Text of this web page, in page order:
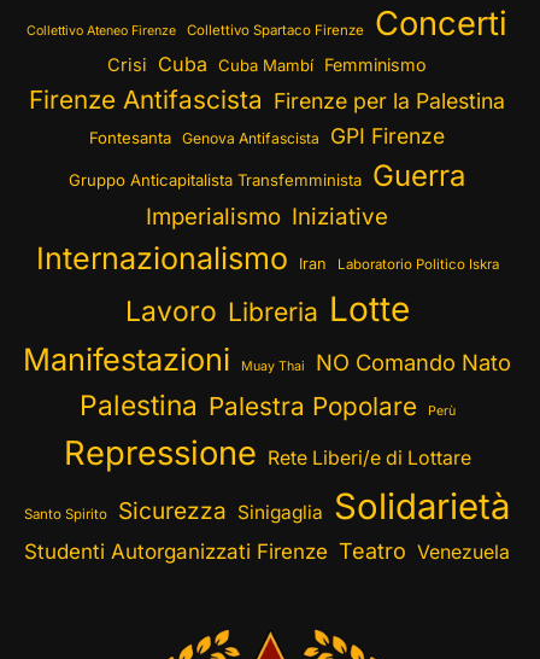
Collettivo Ateneo Firenze Collettivo Spartaco Firenze Concerti
Crisi Cuba Cuba Mambí Femminismo
Firenze Antifascista Firenze per la Palestina
Fontesanta Genova Antifascista GPI Firenze
Gruppo Anticapitalista Transfemminista Guerra
Imperialismo Iniziative
Internazionalismo Iran Laboratorio Politico Iskra
Lavoro Libreria Lotte
Manifestazioni Muay Thai NO Comando Nato
Palestina Palestra Popolare Perù
Repressione Rete Liberi/e di Lottare
Santo Spirito Sicurezza Sinigaglia Solidarietà
Studenti Autorganizzati Firenze Teatro Venezuela